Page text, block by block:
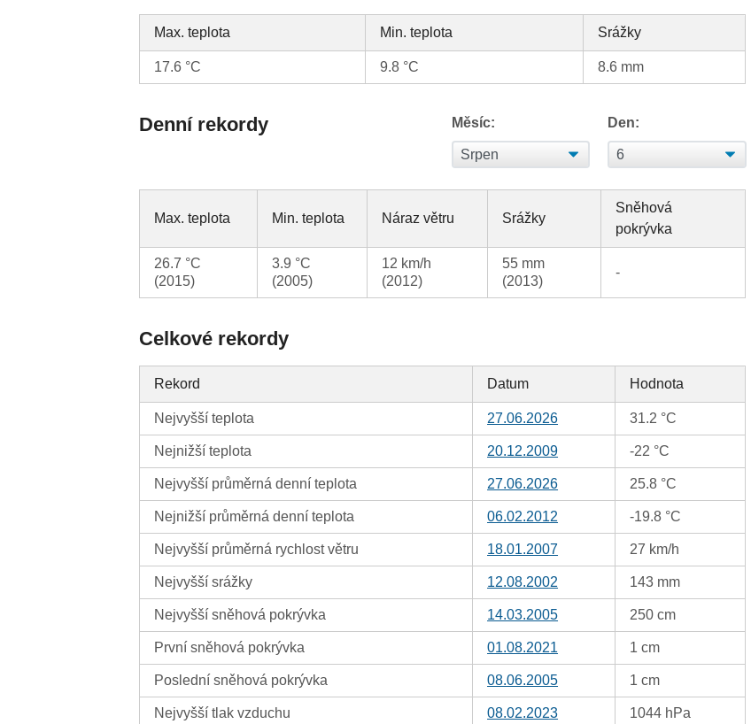
Max. teplota Min. teplota Srážky
17.6 °C 9.8 °C 8.6 mm
Denní rekordy Měsíc: Den:
Max. teplota Min. teplota Náraz větru Srážky
Sněhová
pokrývka
26.7 °C
(2015)
3.9 °C
(2005)
12 km/h
(2012)
55 mm
(2013)
-
Celkové rekordy
Rekord Datum Hodnota
Nejvyšší teplota 27.06.2026 31.2 °C
Nejnižší teplota 20.12.2009 -22 °C
Nejvyšší průměrná denní teplota 27.06.2026 25.8 °C
Nejnižší průměrná denní teplota 06.02.2012 -19.8 °C
Nejvyšší průměrná rychlost větru 18.01.2007 27 km/h
Nejvyšší srážky 12.08.2002 143 mm
Nejvyšší sněhová pokrývka 14.03.2005 250 cm
První sněhová pokrývka 01.08.2021 1 cm
Poslední sněhová pokrývka 08.06.2005 1 cm
Nejvyšší tlak vzduchu 08.02.2023 1044 hPa